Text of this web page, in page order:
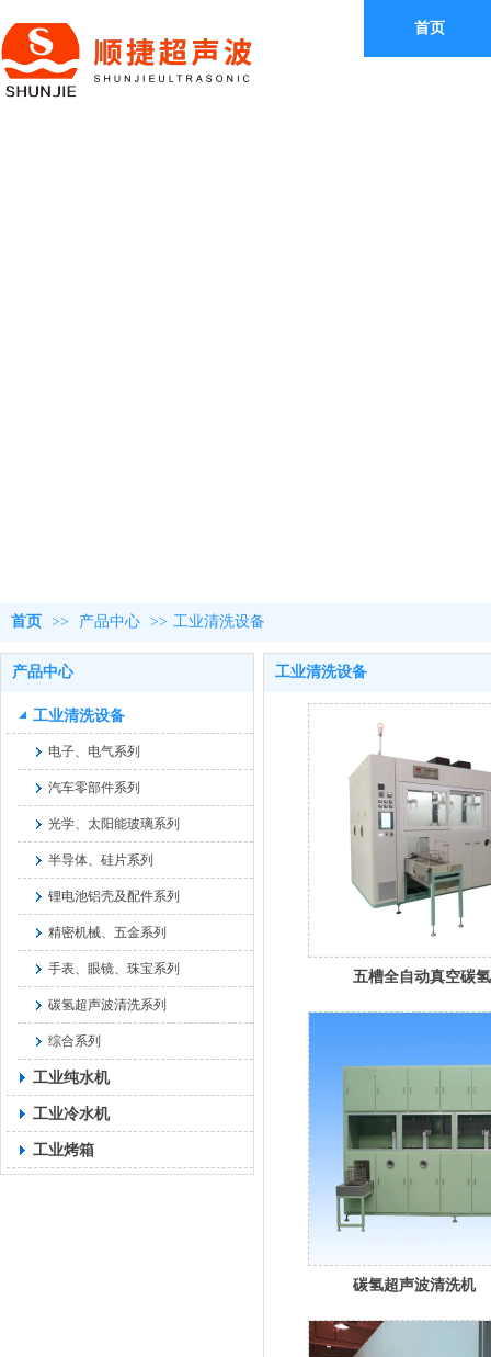
首页
首页 >> 产品中心 >> 工业清洗设备
产品中心
工业清洗设备
电子、电气系列
汽车零部件系列
光学、太阳能玻璃系列
半导体、硅片系列
锂电池铝壳及配件系列
精密机械、五金系列
手表、眼镜、珠宝系列
碳氢超声波清洗系列
综合系列
工业纯水机
工业冷水机
工业烤箱
工业清洗设备
五槽全自动真空碳
碳氢超声波清洗机